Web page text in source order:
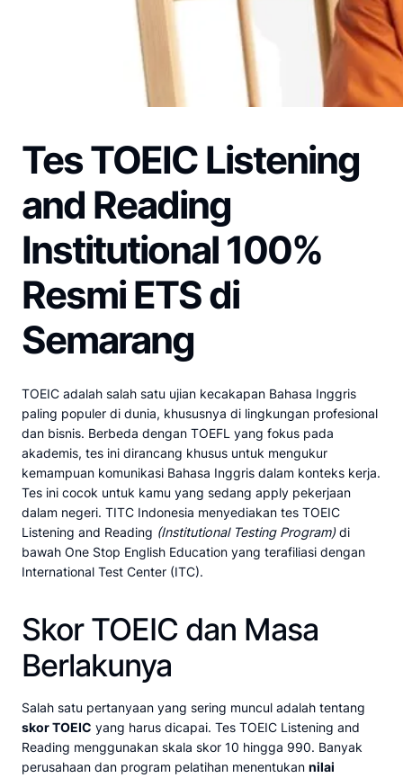
Tes TOEIC Listening
and Reading
Institutional 100%
Resmi ETS di
Semarang
TOEIC adalah salah satu ujian kecakapan Bahasa Inggris
paling populer di dunia, khususnya di lingkungan profesional
dan bisnis. Berbeda dengan TOEFL yang fokus pada
akademis, tes ini dirancang khusus untuk mengukur
kemampuan komunikasi Bahasa Inggris dalam konteks kerja.
Tes ini cocok untuk kamu yang sedang apply pekerjaan
dalam negeri. TITC Indonesia menyediakan tes TOEIC
Listening and Reading (Institutional Testing Program)di
bawah One Stop English Education yang terafiliasi dengan
International Test Center (ITC).
Skor TOEIC dan Masa
Berlakunya
Salah satu pertanyaan yang sering muncul adalah tentang
skor TOEIC yang harus dicapai. Tes TOEIC Listening and
Reading menggunakan skala skor 10 hingga 990. Banyak
perusahaan dan program pelatihan menentukannilai